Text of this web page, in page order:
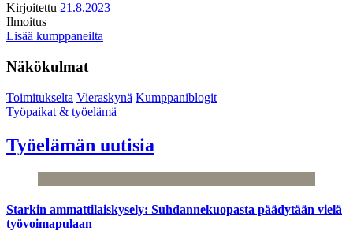
Kirjoitettu 21.8.2023
Ilmoitus
Lisää kumppaneilta
Näkökulmat
Toimitukselta Vieraskynä Kumppaniblogit
Työpaikat & työelämä
Työelämän uutisia
Starkin ammattilaiskysely: Suhdannekuopasta päädytään vielä
työvoimapulaan